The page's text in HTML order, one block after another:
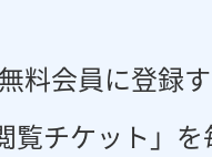
無料会員に登録
覧チケット」